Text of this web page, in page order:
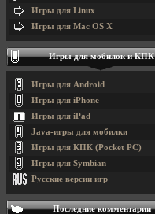
Игры для Linux
Игры для Mac OS X
Игры для мобилок и КПК
Игры для Android
Игры для iPhone
Игры для iPad
Java-игры для мобилки
Игры для КПК (Pocket PC)
Игры для Symbian
Русские версии игр
Последние комментарии